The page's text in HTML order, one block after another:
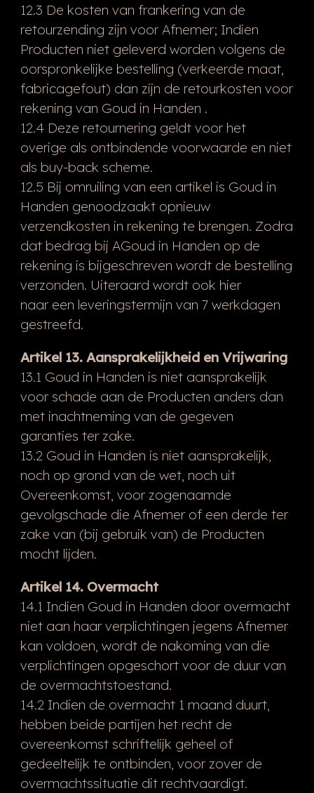
12.3 De kosten van frankering van de
retourzending zijn voor Afnemer; Indien
Producten niet geleverd worden volgens de
oorspronkelijke bestelling (verkeerde maat,
fabricagefout) dan zijn de retourkosten voor
rekening van Goud in Handen .
12.4 Deze retournering geldt voor het
overige als ontbindende voorwaarde en niet
als buy-back scheme.
12.5 Bij omruiling van een artikel is Goud in
Handen genoodzaakt opnieuw
verzendkosten in rekening te brengen. Zodra
dat bedrag bij AGoud in Handen op de
rekening is bijgeschreven wordt de bestelling
verzonden. Uiteraard wordt ook hier
naar een leveringstermijn van 7 werkdagen
gestreefd.
Artikel 13. Aansprakelijkheid en Vrijwaring
13.1 Goud in Handen is niet aansprakelijk
voor schade aan de Producten anders dan
met inachtneming van de gegeven
garanties ter zake.
13.2 Goud in Handen is niet aansprakelijk,
noch op grond van de wet, noch uit
Overeenkomst, voor zogenaamde
gevolgschade die Afnemer of een derde ter
zake van (bij gebruik van) de Producten
mocht lijden.
Artikel 14. Overmacht
14.1 Indien Goud in Handen door overmacht
niet aan haar verplichtingen jegens Afnemer
kan voldoen, wordt de nakoming van die
verplichtingen opgeschort voor de duur van
de overmachtstoestand.
14.2 Indien de overmacht 1 maand duurt,
hebben beide partijen het recht de
overeenkomst schriftelijk geheel of
gedeeltelijk te ontbinden, voor zover de
overmachtssituatie dit rechtvaardigt.